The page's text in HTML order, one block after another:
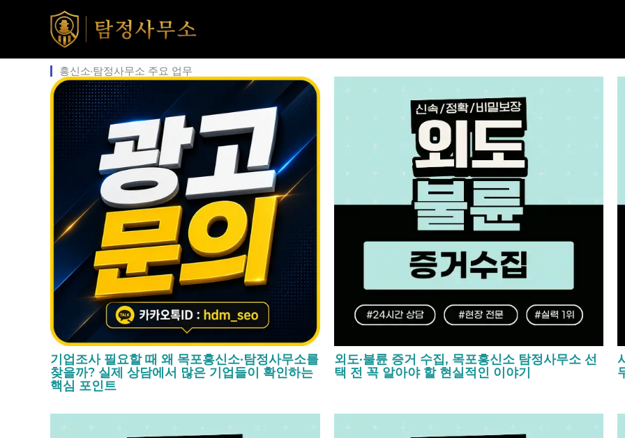
로
흥신소·탐정사무소 주요 업무
기업조사 필요할 때 왜 목포흥신소·탐정사무소를
찾을까? 실제 상담에서 많은 기업들이 확인하는
핵심 포인트
외도·불륜 증거 수집, 목포흥신소 탐정사무소 선
택 전 꼭 알아야 할 현실적인 이야기